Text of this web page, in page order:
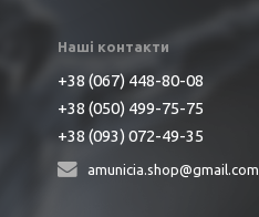
Наші контакти
+38 (067) 448-80-08
+38 (050) 499-75-75
+38 (093) 072-49-35
amunicia.shop@gmail.com